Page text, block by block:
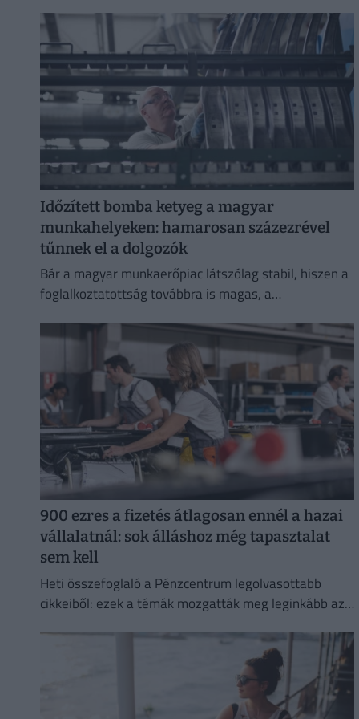
Időzített bomba ketyeg a magyar
munkahelyeken: hamarosan százezrével
tűnnek el a dolgozók
Bár a magyar munkaerőpiac látszólag stabil, hiszen a
foglalkoztatottság továbbra is magas, a
mértékben.
900 ezres a fizetés átlagosan ennél a hazai
vállalatnál: sok álláshoz még tapasztalat
sem kell
Heti összefoglaló a Pénzcentrum legolvasottabb
cikkeiből: ezek a témák mozgatták meg leginkább az